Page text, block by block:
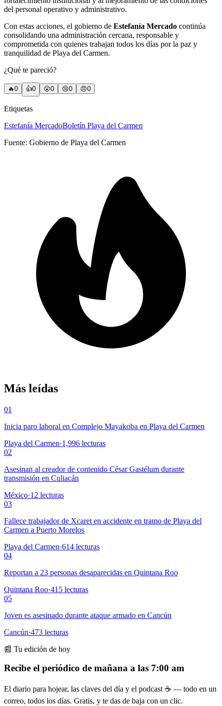
del personal operativo y administrativo.
Con estas acciones, el gobierno de Estefanía Mercado continúa
consolidando una administración cercana, responsable y
comprometida con quienes trabajan todos los días por la paz y
tranquilidad de Playa del Carmen.
¿Qué te pareció?
🔥0 👍0 😲0 😢0 😠0
Etiquetas
Estefanía MercadoBoletín Playa del Carmen
Fuente: Gobierno de Playa del Carmen
Más leídas
01
Inicia paro laboral en Complejo Mayakoba en Playa del Carmen
Playa del Carmen·1,996 lecturas
02
Asesinan al creador de contenido César Gastélum durante
transmisión en Culiacán
México·12 lecturas
03
Fallece trabajador de Xcaret en accidente en tramo de Playa del
Carmen a Puerto Morelos
Playa del Carmen·614 lecturas
04
Reportan a 23 personas desaparecidas en Quintana Roo
Quintana Roo·415 lecturas
05
Joven es asesinado durante ataque armado en Cancún
Cancún·473 lecturas
📰 Tu edición de hoy
Recibe el periódico de mañana a las 7:00 am
El diario para hojear, las claves del día y el podcast ☕ — todo en un
correo, todos los días. Gratis, y te das de baja con un clic.